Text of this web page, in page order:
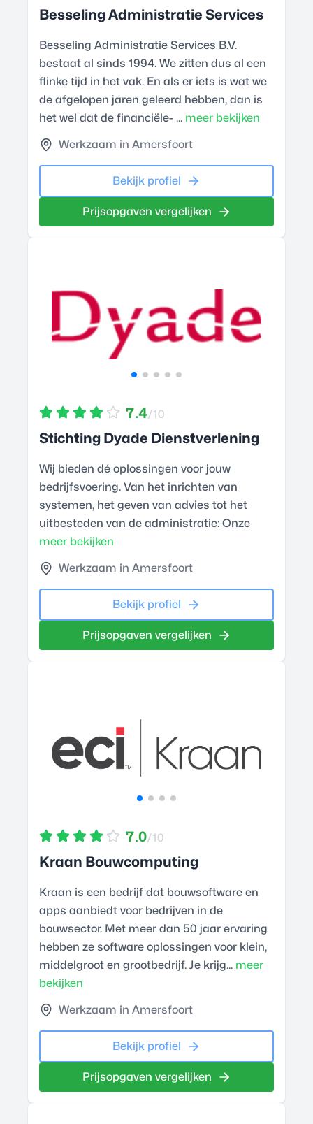
Besseling Administratie Services
Besseling Administratie Services B.V.
bestaat al sinds 1994. We zitten dus al een
flinke tijd in het vak. En als er iets is wat we
de afgelopen jaren geleerd hebben, dan is
het wel dat de financiële- ... meer bekijken
Werkzaam in Amersfoort
Bekijk profiel
Prijsopgaven vergelijken
7.4/10
Stichting Dyade Dienstverlening
Wij bieden dé oplossingen voor jouw
bedrijfsvoering. Van het inrichten van
systemen, het geven van advies tot het
uitbesteden van de administratie: Onze
meer bekijken
Werkzaam in Amersfoort
Bekijk profiel
Prijsopgaven vergelijken
7.0/10
Kraan Bouwcomputing
Kraan is een bedrijf dat bouwsoftware en
apps aanbiedt voor bedrijven in de
bouwsector. Met meer dan 50 jaar ervaring
hebben ze software oplossingen voor klein,
middelgroot en grootbedrijf. Je krijg... meer
bekijken
Werkzaam in Amersfoort
Bekijk profiel
Prijsopgaven vergelijken